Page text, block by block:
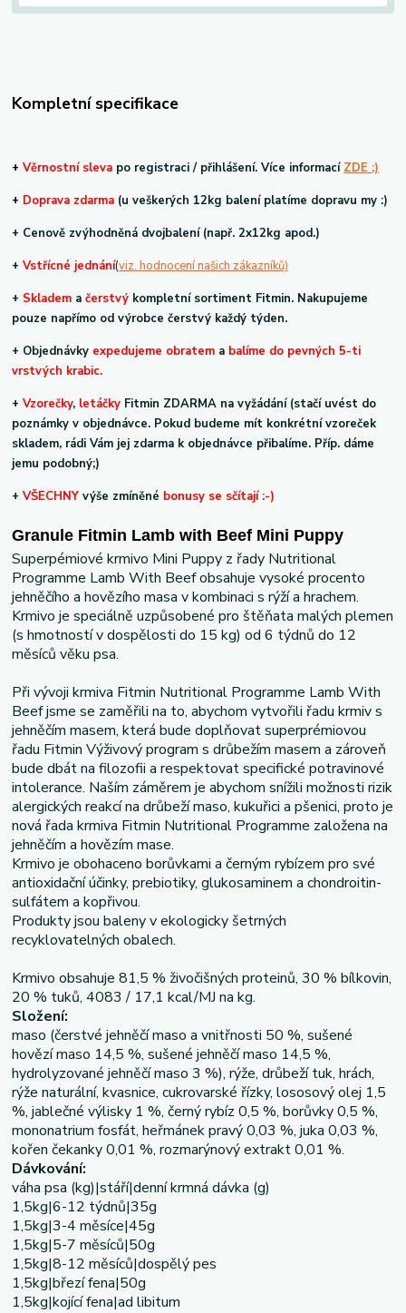
Kompletní specifikace
+ Věrnostní sleva po registraci / přihlášení. Více informací ZDE ;)
+ Doprava zdarma (u veškerých 12kg balení platíme dopravu my :)
+ Cenově zvýhodněná dvojbalení (např. 2x12kg apod.)
+Vstřícné jednání(viz. hodnocení našich zákazníků)
+ Skladem ačerstvý kompletní sortiment Fitmin. Nakupujeme
pouze napřímo od výrobce čerstvý každý týden.
+ Objednávky expedujeme obratem a balíme do pevných 5-ti
vrstvých krabic.
+Vzorečky, letáčky Fitmin ZDARMA na vyžádání (stačí uvést do
poznámky v objednávce. Pokud budeme mít konkrétní vzoreček
skladem, rádi Vám jej zdarma k objednávce přibalíme. Příp. dáme
jemu podobný;)
+VŠECHNYvýše zmíněné bonusy se sčítají :-)
Granule Fitmin Lamb with Beef Mini Puppy
Superpémiové krmivo Mini Puppy z řady Nutritional
Programme Lamb With Beef obsahuje vysoké procento
jehněčího a hovězího masa v kombinaci s rýží a hrachem.
Krmivo je speciálně uzpůsobené pro štěňata malých plemen
(s hmotností v dospělosti do 15 kg) od 6 týdnů do 12
měsíců věku psa.
Při vývoji krmiva Fitmin Nutritional Programme Lamb With
Beef jsme se zaměřili na to, abychom vytvořili řadu krmiv s
jehněčím masem, která bude doplňovat superprémiovou
řadu Fitmin Výživový program s drůbežím masem a zároveň
bude dbát na filozofii a respektovat specifické potravinové
intolerance. Naším záměrem je abychom snížili možnosti rizik
alergických reakcí na drůbeží maso, kukuřici a pšenici, proto je
nová řada krmiva Fitmin Nutritional Programme založena na
jehněčím a hovězím mase.
Krmivo je obohaceno borůvkami a černým rybízem pro své
antioxidační účinky, prebiotiky, glukosaminem a chondroitin-
sulfátem a kopřivou.
Produkty jsou baleny v ekologicky šetrných
recyklovatelných obalech.
Krmivo obsahuje 81,5 % živočišných proteinů, 30 % bílkovin,
20 % tuků, 4083 / 17,1 kcal/MJ na kg.
Složení:
maso (čerstvé jehněčí maso a vnitřnosti 50 %, sušené
hovězí maso 14,5 %, sušené jehněčí maso 14,5 %,
hydrolyzované jehněčí maso 3 %), rýže, drůbeží tuk, hrách,
rýže naturální, kvasnice, cukrovarské řízky, lososový olej 1,5
%, jablečné výlisky 1 %, černý rybíz 0,5 %, borůvky 0,5 %,
mononatrium fosfát, heřmánek pravý 0,03 %, juka 0,03 %,
kořen čekanky 0,01 %, rozmarýnový extrakt 0,01 %.
Dávkování:
váha psa (kg)|stáří|denní krmná dávka (g)
1,5kg|6-12 týdnů|35g
1,5kg|3-4 měsíce|45g
1,5kg|5-7 měsíců|50g
1,5kg|8-12 měsíců|dospělý pes
1,5kg|březí fena|50g
1,5kg|kojící fena|ad libitum